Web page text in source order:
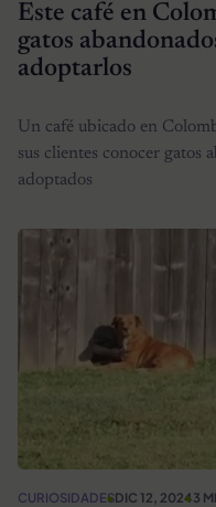
Este café en
gatos
adoptarlos
Un café ubicado en
sus clientes conocer gatos
adoptados
CURIOSIDADESDIC 12, 20243